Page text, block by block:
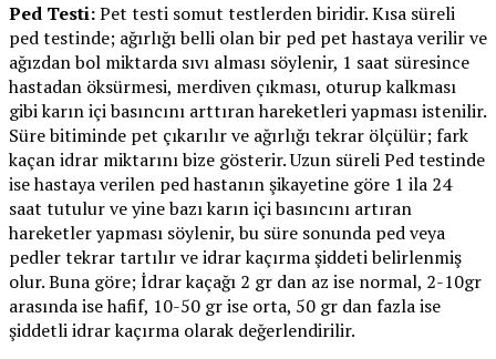
Ped Testi:Pet testi somut testlerden biridir. Kısa süreli
ped testinde; ağırlığı belli olan bir ped pet hastaya verilir ve
ağızdan bol miktarda sıvı alması söylenir, 1 saat süresince
hastadan öksürmesi, merdiven çıkması, oturup kalkması
gibi karın içi basıncını arttıran hareketleri yapması istenilir.
Süre bitiminde pet çıkarılır ve ağırlığı tekrar ölçülür; fark
kaçan idrar miktarını bize gösterir. Uzun süreli Ped testinde
ise hastaya verilen ped hastanın şikayetine göre 1 ila 24
saat tutulur ve yine bazı karın içi basıncını artıran
hareketler yapması söylenir, bu süre sonunda ped veya
pedler tekrar tartılır ve idrar kaçırma şiddeti belirlenmiş
olur. Buna göre; İdrar kaçağı 2 gr dan az ise normal, 2-10gr
arasında ise hafif, 10-50 gr ise orta, 50 gr dan fazla ise
şiddetli idrar kaçırma olarak değerlendirilir.